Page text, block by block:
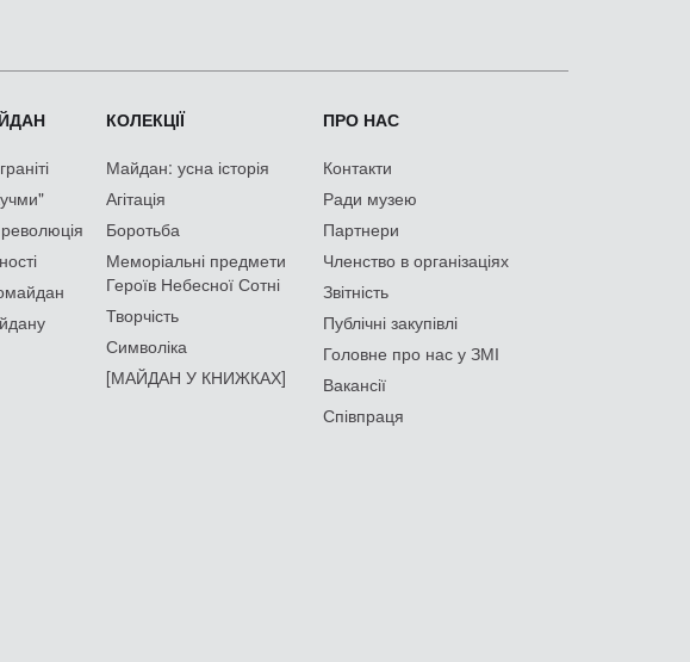
КОЛЕКЦІЇ
Майдан: усна історія
Агітація
Боротьба
Меморіальні предмети
Героїв Небесної Сотні
Творчість
Символіка
[МАЙДАН У КНИЖКАХ]
ПРО НАС
Контакти
Ради музею
Партнери
Членство в організаціях
Звітність
Публічні закупівлі
Головне про нас у ЗМІ
Вакансії
Співпраця